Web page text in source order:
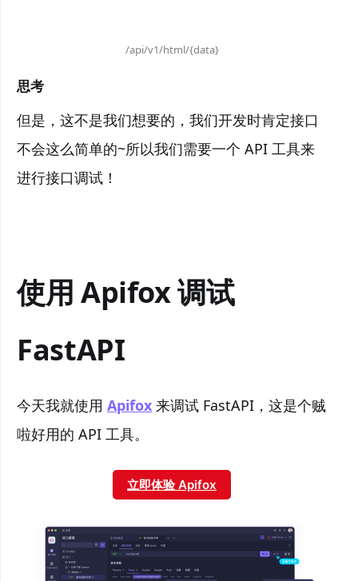
/api/v1/html/{data}
思考
但是，这不是我们想要的，我们开发时肯定接口
不会这么简单的~所以我们需要一个 API 工具来
进行接口调试！
使用 Apifox 调试
FastAPI
今天我就使用 Apifox 来调试 FastAPI，这是个贼
啦好用的 API 工具。
立即体验 Apifox